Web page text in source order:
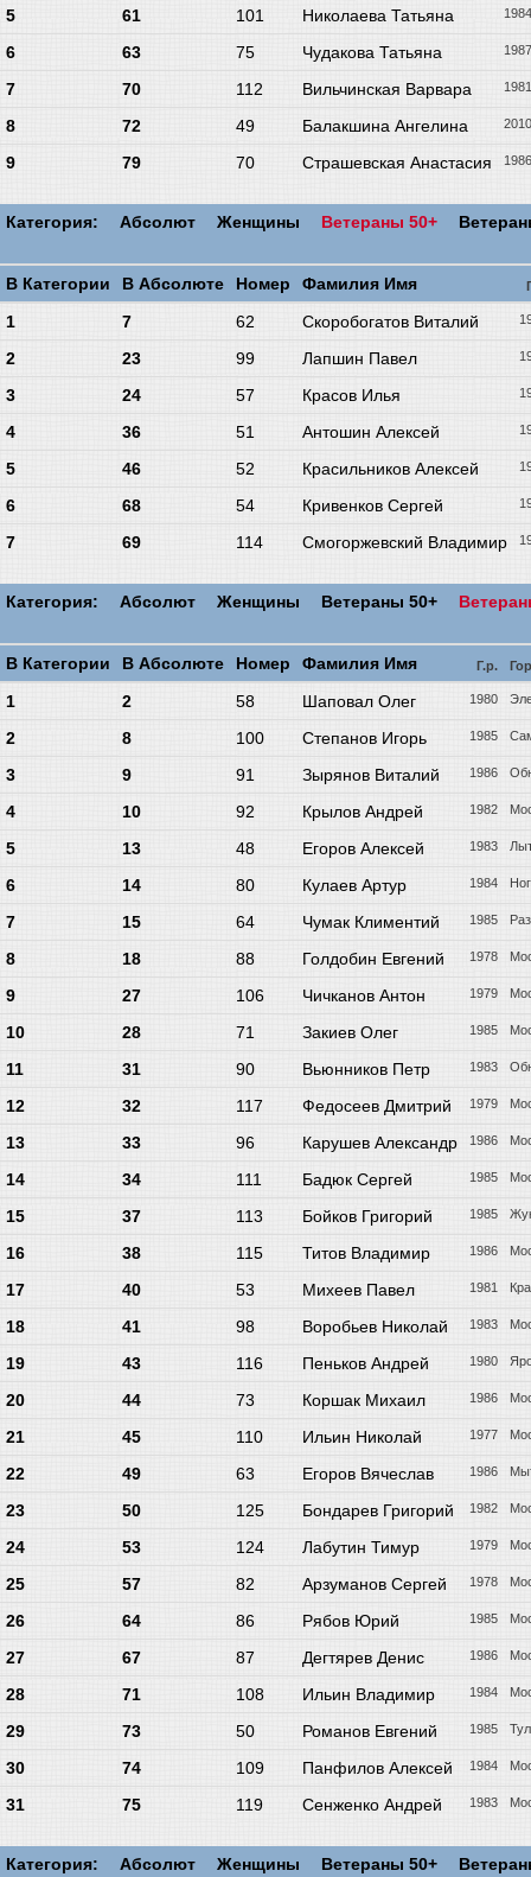
5 61 101 Николаева Татьяна 1984
6 63 75 Чудакова Татьяна 1987
7 70 112 Вильчинская Варвара 1981
8 72 49 Балакшина Ангелина 2010
9 79 70 Страшевская Анастасия 1986
Категория: Абсолют Женщины Ветераны 50+
В Категории В Абсолюте Номер Фамилия Имя
1 7 62 Скоробогатов Виталий
2 23 99 Лапшин Павел
3 24 57 Красов Илья
4 36 51 Антошин Алексей
5 46 52 Красильников Алексей
6 68 54 Кривенков Сергей
7 69 114 Смогоржевский Владимир
Категория: Абсолют Женщины Ветераны 50+
В Категории В Абсолюте Номер Фамилия Имя Г.р.
1 2 58 Шаповал Олег 1980
2 8 100 Степанов Игорь 1985
3 9 91 Зырянов Виталий 1986
4 10 92 Крылов Андрей 1982
5 13 48 Егоров Алексей 1983
6 14 80 Кулаев Артур 1984
7 15 64 Чумак Климентий 1985
8 18 88 Голдобин Евгений 1978
9 27 106 Чичканов Антон 1979
10 28 71 Закиев Олег 1985
11 31 90 Вьюнников Петр 1983
12 32 117 Федосеев Дмитрий 1979
13 33 96 Карушев Александр 1986
14 34 111 Бадюк Сергей 1985
15 37 113 Бойков Григорий 1985
16 38 115 Титов Владимир 1986
17 40 53 Михеев Павел 1981
18 41 98 Воробьев Николай 1983
19 43 116 Пеньков Андрей 1980
20 44 73 Коршак Михаил 1986
21 45 110 Ильин Николай 1977
22 49 63 Егоров Вячеслав 1986
23 50 125 Бондарев Григорий 1982
24 53 124 Лабутин Тимур 1979
25 57 82 Арзуманов Сергей 1978
26 64 86 Рябов Юрий 1985
27 67 87 Дегтярев Денис 1986
28 71 108 Ильин Владимир 1984
29 73 50 Романов Евгений 1985
30 74 109 Панфилов Алексей 1984
31 75 119 Сенженко Андрей 1983
Категория: Абсолют Женщины Ветераны 50+